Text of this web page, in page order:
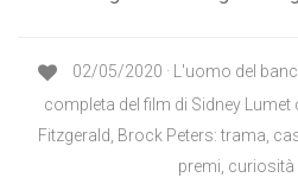
02/05/2020 · L'uomo del
completa del film di Sidney Lumet
Fitzgerald, Brock Peters: trama,
premi, curiosità